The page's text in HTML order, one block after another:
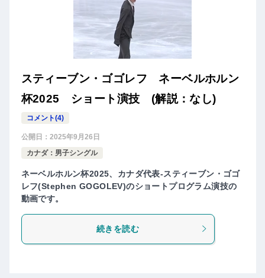
スティーブン・ゴゴレフ ネーベルホルン
杯2025 ショート演技 (解説：なし)
コメント(4)
公開日： 2025年9月26日
カナダ：男子シングル
ネーベルホルン杯2025、カナダ代表-スティーブン・ゴゴ
レフ(Stephen GOGOLEV)のショートプログラム演技の
動画です。
続きを読む